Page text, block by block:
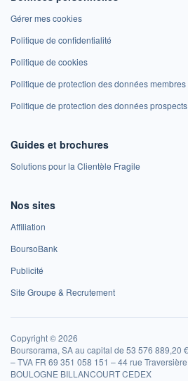
Gérer mes cookies
Politique de confidentialité
Politique de cookies
Politique de protection des données
Politique de protection des données prospects
Guides et brochures
Solutions pour la Clientèle Fragile
Nos sites
Affiliation
BoursoBank
Publicité
Site Groupe & Recrutement
Copyright © 2026
Boursorama, SA au capital de 53 576 889,20
– TVA FR 69 351 058 151 – 44 rue
BOULOGNE BILLANCOURT CEDEX